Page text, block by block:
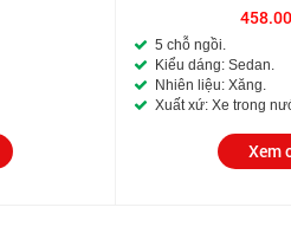
5 chỗ ngồi.
Kiểu dáng: Sedan.
Nhiên liệu: Xăng.
Xuất xứ: Xe trong
Xem